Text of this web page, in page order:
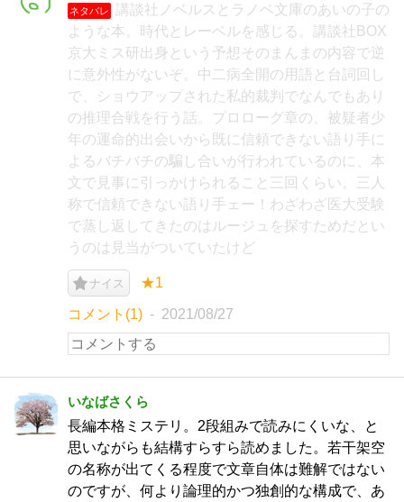
ネタバレ
講談社ノベルスとラノベ文庫のあいの子の
ような本。時代とレーベルを感じる。講談社BOX
京大ミス研出身という予想そのまんまの内容で逆
に意外性がないぞ。中二病全開の用語と台詞回し
で、ショウアップされた私的裁判でなんでもあり
の推理合戦を行う話。プロローグ章の、被疑者少
年の運命的出会いから既に信頼できない語り手に
よるバチバチの騙し合いが行われているのに、本
文で見事に引っかけられること三回くらい。三人
称で信頼できない語り手ェー！わざわざ医大受験
で蒸し返してきたのはルージュを探すためだとい
うのは見当がついていたけど
ナイス ★1
コメント(1) 2021/08/27
いなばさくら
長編本格ミステリ。2段組みで読みにくいな、と
思いながらも結構すらすら読めました。若干架空
の名称が出てくる程度で文章自体は難解ではない
のですが、何より論理的かつ独創的な構成で、あ